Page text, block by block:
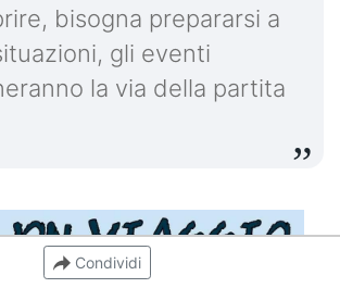
bisogna prepararsi a
gli eventi
la via della partita
Condividi